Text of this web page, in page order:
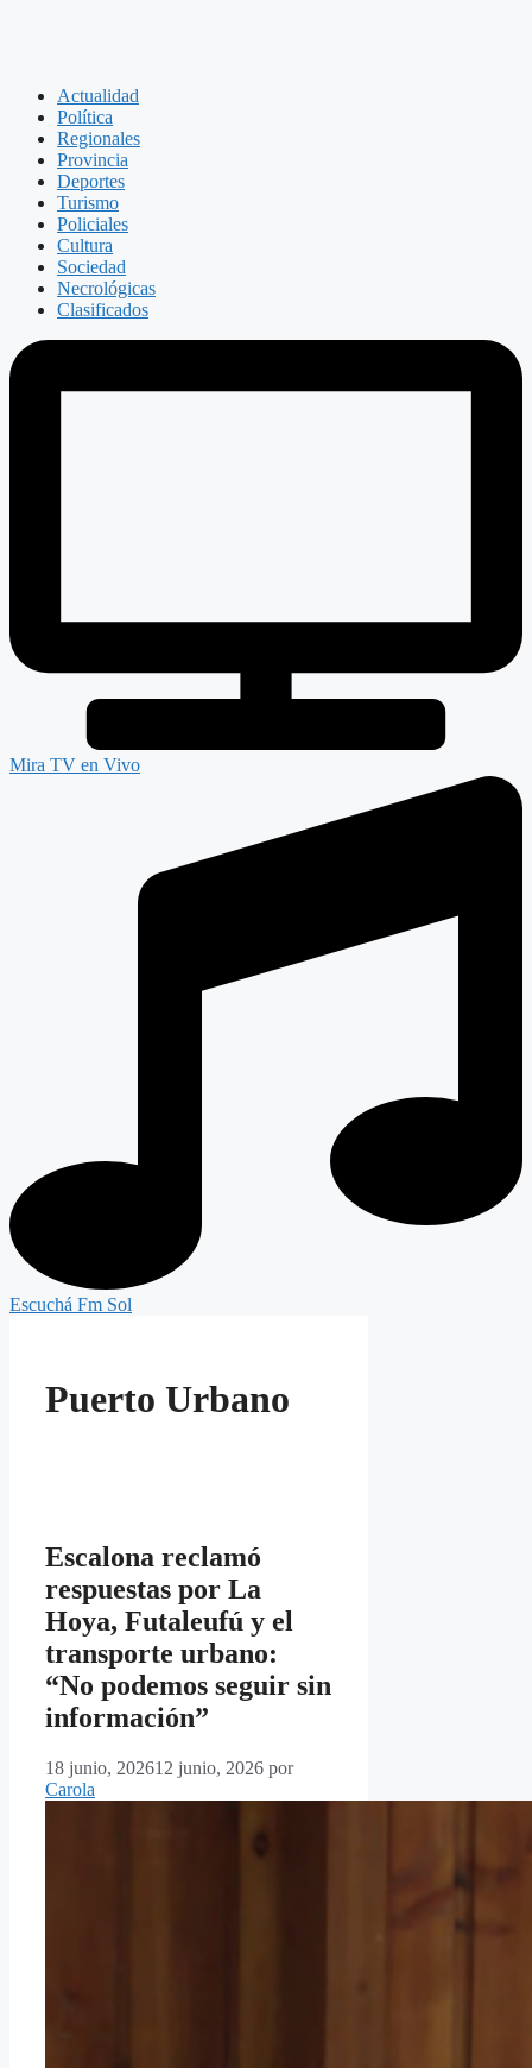
Actualidad
Política
Regionales
Provincia
Deportes
Turismo
Policiales
Cultura
Sociedad
Necrológicas
Clasificados
Mira TV en Vivo
Escuchá Fm Sol
Puerto Urbano
Escalona reclamó
respuestas por La
Hoya, Futaleufú y el
transporte urbano:
“No podemos seguir sin
información”
18 junio, 202612 junio, 2026 por
Carola